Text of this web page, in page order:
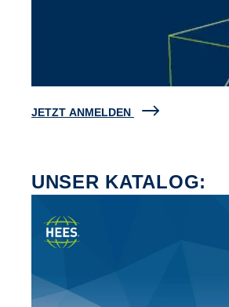
JETZT ANMELDEN
UNSER KATALOG: